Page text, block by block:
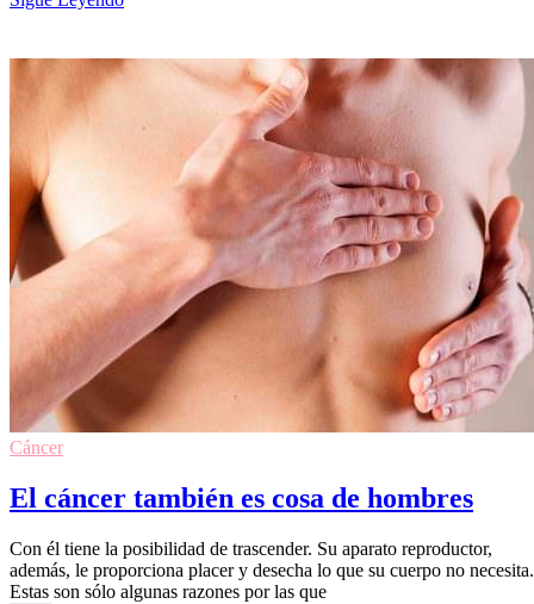
Cáncer
El cáncer también es cosa de hombres
Con él tiene la posibilidad de trascender. Su aparato reproductor,
además, le proporciona placer y desecha lo que su cuerpo no necesita.
Estas son sólo algunas razones por las que